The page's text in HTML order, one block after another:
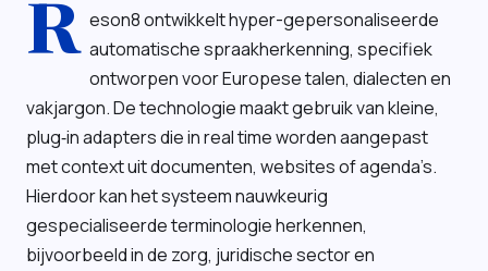
R eson8 ontwikkelt hyper-gepersonaliseerde
automatische spraakherkenning, specifiek
ontworpen voor Europese talen, dialecten en
vakjargon. De technologie maakt gebruik van kleine,
plug‑in adapters die in real time worden aangepast
met context uit documenten, websites of agenda’s.
Hierdoor kan het systeem nauwkeurig
gespecialiseerde terminologie herkennen,
bijvoorbeeld in de zorg, juridische sector en